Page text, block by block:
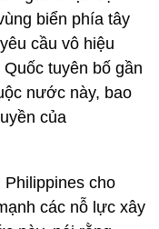
biển phía tây
cầu vô hiệu
tuyên bố gần
nước này, bao
của
Philippines cho
các nỗ lực xây